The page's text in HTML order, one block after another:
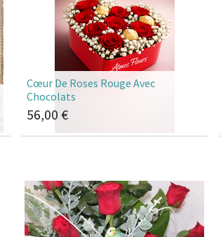
Cœur De Roses Rouge Avec
Chocolats
56,00 €